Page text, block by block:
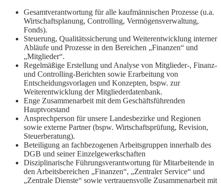
Gesamtverantwortung für alle kaufmännischen Prozesse (u.a.
Wirtschaftsplanung, Controlling, Vermögensverwaltung,
Fonds).
Steuerung, Qualitätssicherung und Weiterentwicklung interner
Abläufe und Prozesse in den Bereichen „Finanzen“ und
„Mitglieder“.
Regelmäßige Erstellung und Analyse von Mitglieder-, Finanz-
und Controlling-Berichten sowie Erarbeitung von
Entscheidungsvorlagen und Konzepten, bspw. zur
Weiterentwicklung der Mitgliederdatenbank.
Enge Zusammenarbeit mit dem Geschäftsführenden
Hauptvorstand
Ansprechperson für unsere Landesbezirke und Regionen
sowie externe Partner (bspw. Wirtschaftsprüfung, Revision,
Steuerberatung).
Beteiligung an fachbezogenen Arbeitsgruppen innerhalb des
DGB und seiner Einzelgewerkschaften
Disziplinarische Führungsverantwortung für Mitarbeitende in
den Arbeitsbereichen „Finanzen“, „Zentraler Service“ und
„Zentrale Dienste“ sowie vertrauensvolle Zusammenarbeit mit